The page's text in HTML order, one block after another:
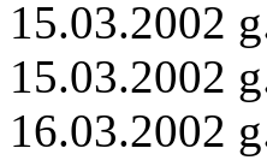
15.03.2002
15.03.2002
16.03.2002